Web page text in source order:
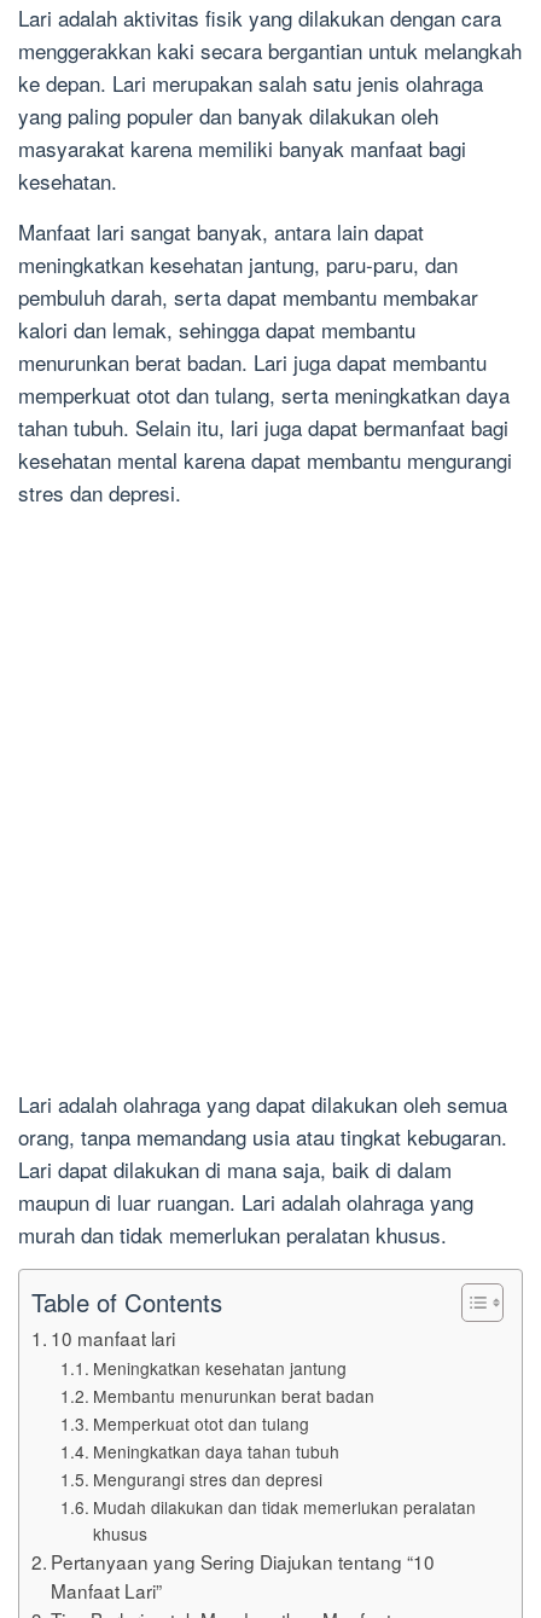
Lari adalah aktivitas fisik yang dilakukan dengan cara
menggerakkan kaki secara bergantian untuk melangkah
ke depan. Lari merupakan salah satu jenis olahraga
yang paling populer dan banyak dilakukan oleh
masyarakat karena memiliki banyak manfaat bagi
kesehatan.
Manfaat lari sangat banyak, antara lain dapat
meningkatkan kesehatan jantung, paru-paru, dan
pembuluh darah, serta dapat membantu membakar
kalori dan lemak, sehingga dapat membantu
menurunkan berat badan. Lari juga dapat membantu
memperkuat otot dan tulang, serta meningkatkan daya
tahan tubuh. Selain itu, lari juga dapat bermanfaat bagi
kesehatan mental karena dapat membantu mengurangi
stres dan depresi.
Lari adalah olahraga yang dapat dilakukan oleh semua
orang, tanpa memandang usia atau tingkat kebugaran.
Lari dapat dilakukan di mana saja, baik di dalam
maupun di luar ruangan. Lari adalah olahraga yang
murah dan tidak memerlukan peralatan khusus.
Table of Contents
10 manfaat lari
Meningkatkan kesehatan jantung
Membantu menurunkan berat badan
Memperkuat otot dan tulang
Meningkatkan daya tahan tubuh
Mengurangi stres dan depresi
Mudah dilakukan dan tidak memerlukan peralatan
khusus
Pertanyaan yang Sering Diajukan tentang “10
Manfaat Lari”